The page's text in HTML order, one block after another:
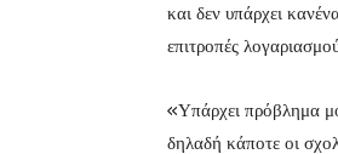
και δεν υπάρχει
επιτροπές
«Υπάρχει πρόβλημα
δηλαδή κάποτε οι